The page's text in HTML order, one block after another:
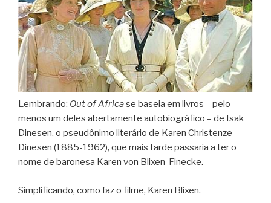
Lembrando: Out of Africase baseia em livros – pelo
menos um deles abertamente autobiográfico – de Isak
Dinesen, o pseudônimo literário de Karen Christenze
Dinesen (1885-1962), que mais tarde passaria a ter o
nome de baronesa Karen von Blixen-Finecke.
Simplificando, como faz o filme, Karen Blixen.